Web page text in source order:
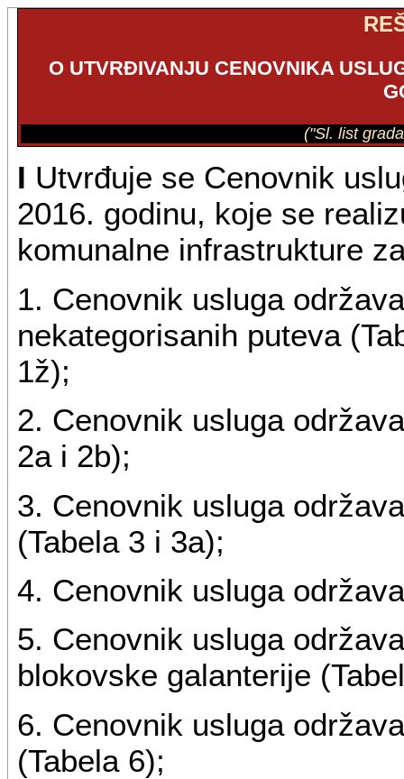
O UTVRĐIVANJU CENOVNIKA
("Sl. list
I Utvrđuje se Cenovnik
2016. godinu, koje se
komunalne infrastrukture
1. Cenovnik usluga
nekategorisanih puteva
1ž);
2. Cenovnik usluga
2a i 2b);
3. Cenovnik usluga
(Tabela 3 i 3a);
4. Cenovnik usluga
5. Cenovnik usluga
blokovske galanterije
6. Cenovnik usluga
(Tabela 6);